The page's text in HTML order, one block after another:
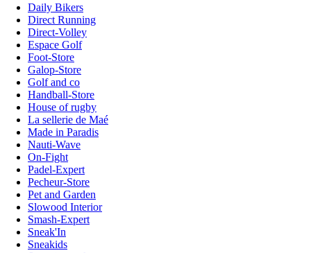
Daily Bikers
Direct Running
Direct-Volley
Espace Golf
Foot-Store
Galop-Store
Golf and co
Handball-Store
House of rugby
La sellerie de Maé
Made in Paradis
Nauti-Wave
On-Fight
Padel-Expert
Pecheur-Store
Pet and Garden
Slowood Interior
Smash-Expert
Sneak'In
Sneakids